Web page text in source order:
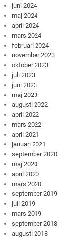
juni 2024
maj 2024
april 2024
mars 2024
februari 2024
november 2023
oktober 2023
juli 2023
juni 2023
maj 2023
augusti 2022
april 2022
mars 2022
april 2021
januari 2021
september 2020
maj 2020
april 2020
mars 2020
september 2019
juli 2019
mars 2019
september 2018
augusti 2018